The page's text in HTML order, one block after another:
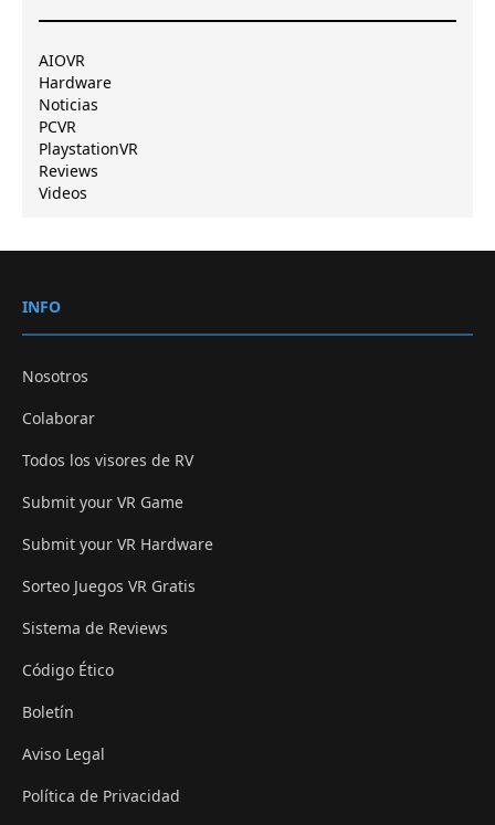
AIOVR
Hardware
Noticias
PCVR
PlaystationVR
Reviews
Videos
INFO
Nosotros
Colaborar
Todos los visores de RV
Submit your VR Game
Submit your VR Hardware
Sorteo Juegos VR Gratis
Sistema de Reviews
Código Ético
Boletín
Aviso Legal
Política de Privacidad